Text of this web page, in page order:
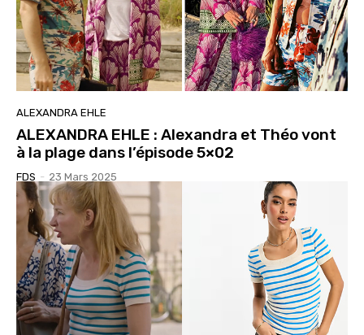
ALEXANDRA EHLE
ALEXANDRA EHLE : Alexandra et Théo vont
à la plage dans l’épisode 5×02
FDS - 23 Mars 2025